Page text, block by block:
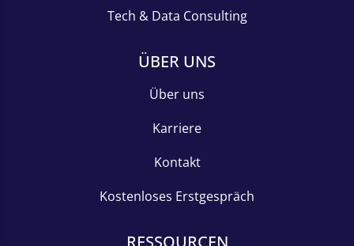
Tech & Data Consulting
ÜBER UNS
Über uns
Karriere
Kontakt
Kostenloses Erstgespräch